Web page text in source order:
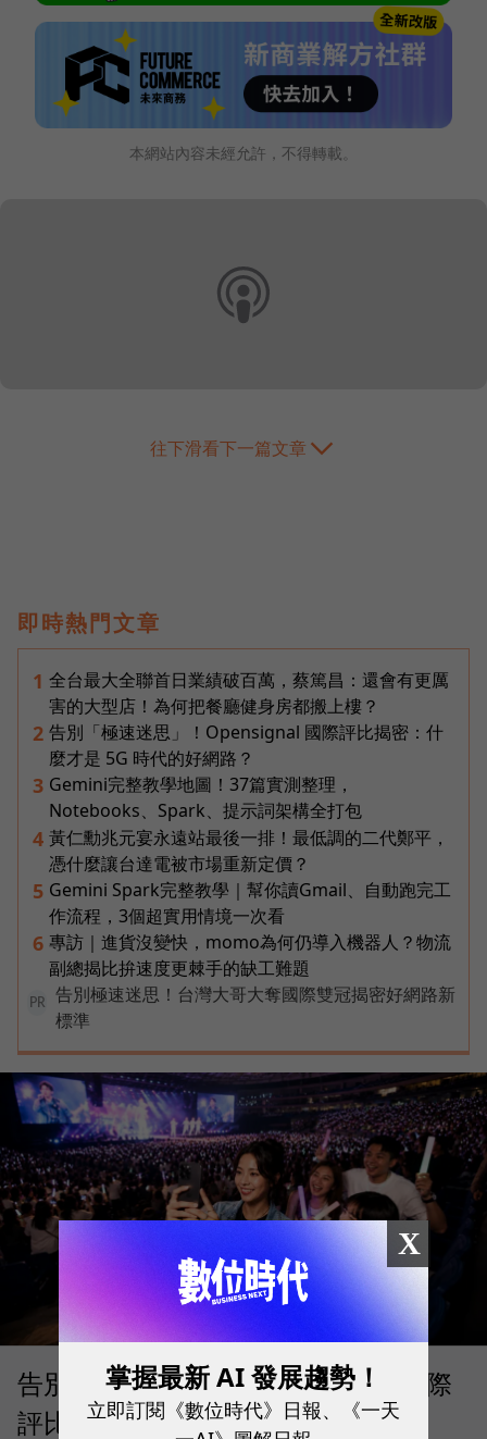
本網站內容未經允許，不得轉載。
往下滑看下一篇文章
即時熱門文章
1 全台最大全聯首日業績破百萬，蔡篤昌：還會有更厲
害的大型店！為何把餐廳健身房都搬上樓？
2 告別「極速迷思」！Opensignal 國際評比揭密：什
麼才是 5G 時代的好網路？
3 Gemini完整教學地圖！37篇實測整理，
Notebooks、Spark、提示詞架構全打包
4 黃仁勳兆元宴永遠站最後一排！最低調的二代鄭平，
憑什麼讓台達電被市場重新定價？
5 Gemini Spark完整教學｜幫你讀Gmail、自動跑完工
作流程，3個超實用情境一次看
6 專訪｜進貨沒變快，momo為何仍導入機器人？物流
副總揭比拚速度更棘手的缺工難題
PR
告別極速迷思！台灣大哥大奪國際雙冠揭密好網路新
標準
告別「極速迷思」！Opensignal 國際
評比揭密：什麼才是 5G 時代的好網
X
掌握最新 AI 發展趨勢！
立即訂閱《數位時代》日報、《一天